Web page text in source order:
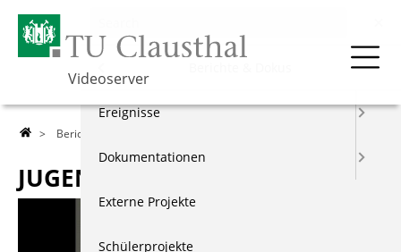
Videoserver
> Berichte & Dokus
JUGEND FORSCHT 2003
Über die TU
Forschung
Events & Vorträge
Ereignisse
Dokumentationen
Externe Projekte
Schülerprojekte